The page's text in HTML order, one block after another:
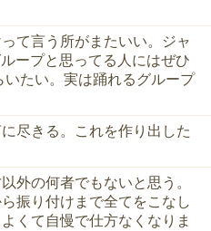
て言う所がまたいい。ジャ
ープと思ってる人にはぜひ
たい。実は踊れるグループ
尽きる。これを作り出した
外の何者でもないと思う。
振り付けまで全てをこなし
くて自慢で仕方なくなりま